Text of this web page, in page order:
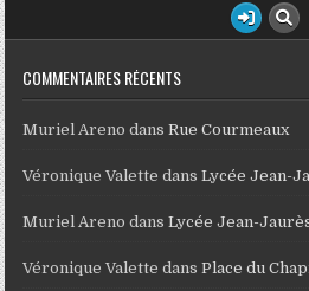
COMMENTAIRES RÉCENTS
Muriel Areno dansRue Courmeaux
Véronique Valette dansLycée Jean-
Muriel Areno dansLycée Jean-
Véronique Valette dansPlace du